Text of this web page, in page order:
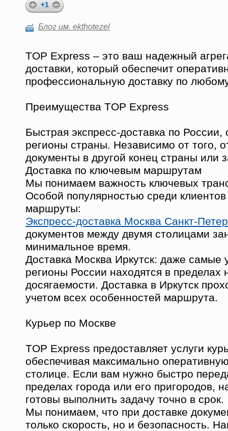
+1
Блог им. ekthotezel
TOP Express – это ваш надежный
доставки, который обеспечит
профессиональную доставку по
Преимущества TOP Express
Быстрая экспресс-доставка по России,
регионы страны. Независимо от того,
документы в другой конец страны или
Доставка по ключевым маршрутам
Мы понимаем важность ключевых
Особой популярностью среди
маршруты:
Экспресс-доставка Москва Санкт-
документов между двумя столицами
минимальное время.
Доставка Москва Иркутск: даже самые
регионы России находятся в пределах
досягаемости. Доставка в Иркутск
учетом всех особенностей маршрута.
Курьер по Москве
TOP Express предоставляет услуги
обеспечивая максимально
столице. Если вам нужно быстро
пределах города или его пригородов,
готовы выполнить задачу точно в срок.
Мы понимаем, что при доставке
только скорость, но и безопасность.